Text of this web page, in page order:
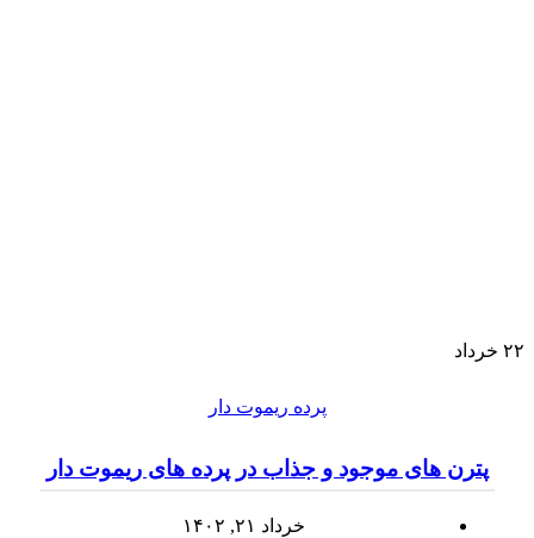
۲۲ خرداد
پرده ریموت دار
پترن های موجود و جذاب در پرده های ریموت دار
خرداد ۲۱, ۱۴۰۲